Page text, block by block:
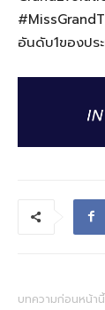
อันดับ1ของปร
บทความก่อนหน้านี้